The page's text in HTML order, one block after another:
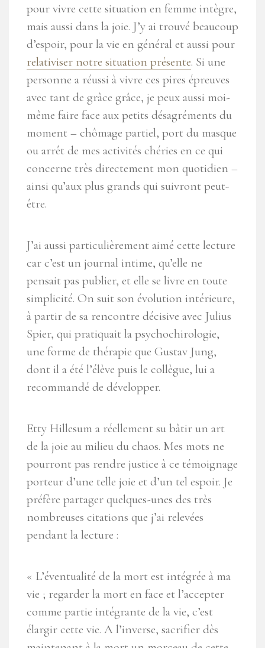
pour vivre cette situation en femme intègre,
mais aussi dans la joie. J’y ai trouvé beaucoup
d’espoir, pour la vie en général et aussi pour
relativiser notre situation présente. Si une
personne a réussi à vivre ces pires épreuves
avec tant de grâce grâce, je peux aussi moi-
même faire face aux petits désagréments du
moment – chômage partiel, port du masque
ou arrêt de mes activités chéries en ce qui
concerne très directement mon quotidien –
ainsi qu’aux plus grands qui suivront peut-
être.
J’ai aussi particulièrement aimé cette lecture
car c’est un journal intime, qu’elle ne
pensait pas publier, et elle se livre en toute
simplicité. On suit son évolution intérieure,
à partir de sa rencontre décisive avec Julius
Spier, qui pratiquait la psychochirologie,
une forme de thérapie que Gustav Jung,
dont il a été l’élève puis le collègue, lui a
recommandé de développer.
Etty Hillesum a réellement su bâtir un art
de la joie au milieu du chaos. Mes mots ne
pourront pas rendre justice à ce témoignage
porteur d’une telle joie et d’un tel espoir. Je
préfère partager quelques-unes des très
nombreuses citations que j’ai relevées
pendant la lecture :
« L’éventualité de la mort est intégrée à ma
vie ; regarder la mort en face et l’accepter
comme partie intégrante de la vie, c’est
élargir cette vie. A l’inverse, sacrifier dès